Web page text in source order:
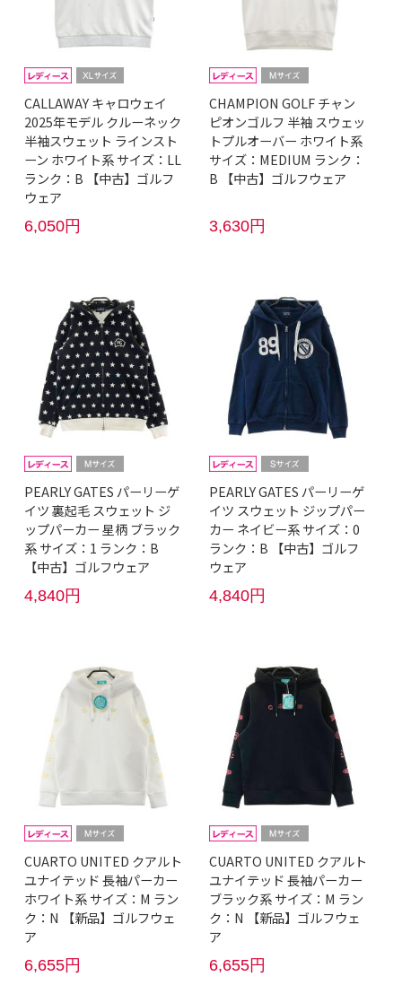
CALLAWAY キャロウェイ
2025年モデル クルーネック
半袖スウェット ラインスト
ーン ホワイト系 サイズ：LL
ランク：B 【中古】ゴルフ
ウェア
6,050円
CHAMPION GOLF チャン
ピオンゴルフ 半袖 スウェッ
トプルオーバー ホワイト系
サイズ：MEDIUM ランク：
B 【中古】ゴルフウェア
3,630円
PEARLY GATES パーリーゲ
イツ 裏起毛 スウェット ジ
ップパーカー 星柄 ブラック
系 サイズ：1 ランク：B
【中古】ゴルフウェア
4,840円
PEARLY GATES パーリーゲ
イツ スウェット ジップパー
カー ネイビー系 サイズ：0
ランク：B 【中古】ゴルフ
ウェア
4,840円
CUARTO UNITED クアルト
ユナイテッド 長袖パーカー
ホワイト系 サイズ：M ラン
ク：N 【新品】ゴルフウェ
ア
6,655円
CUARTO UNITED クアルト
ユナイテッド 長袖パーカー
ブラック系 サイズ：M ラン
ク：N 【新品】ゴルフウェ
ア
6,655円